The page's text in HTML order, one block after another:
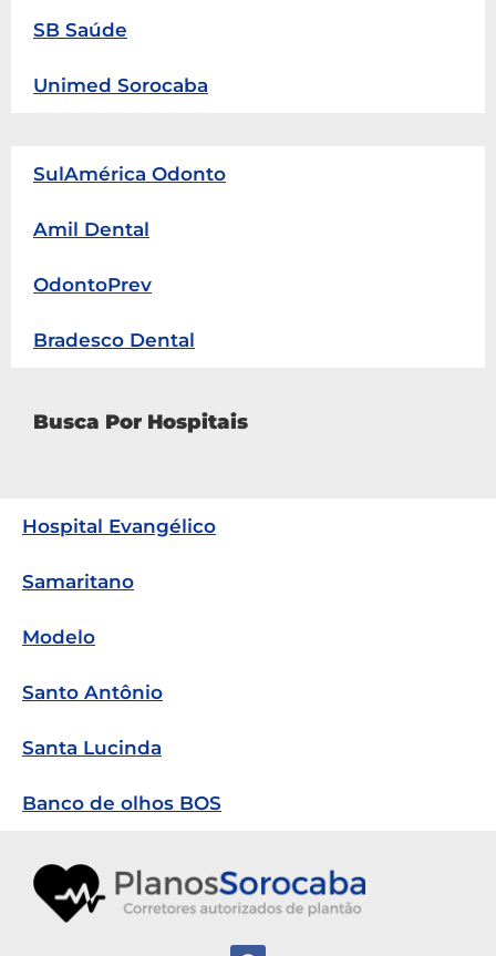
SB Saúde
Unimed Sorocaba
SulAmérica Odonto
Amil Dental
OdontoPrev
Bradesco Dental
Busca Por Hospitais
Hospital Evangélico
Samaritano
Modelo
Santo Antônio
Santa Lucinda
Banco de olhos BOS